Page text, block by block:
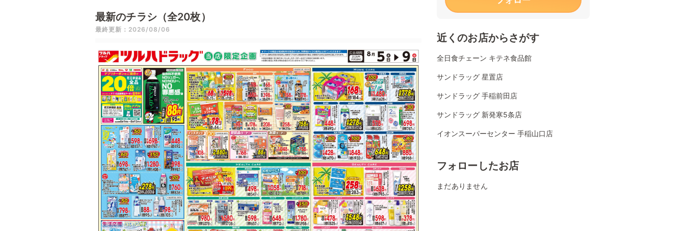
最新のチラシ（全20枚）
最終更新：2026/08/06
近くのお店からさがす
全日食チェーン キテネ食品館
サンドラッグ 星置店
サンドラッグ 手稲前田店
サンドラッグ 新発寒5条店
イオンスーパーセンター 手稲山口店
フォローしたお店
まだありません